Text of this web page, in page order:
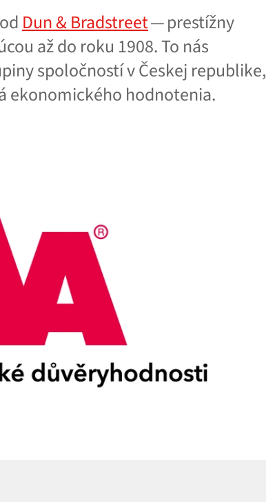
Dun&Bradstreet— prestížny
až do roku 1908. To nás
spoločností v Českej republike,
ekonomického hodnotenia.